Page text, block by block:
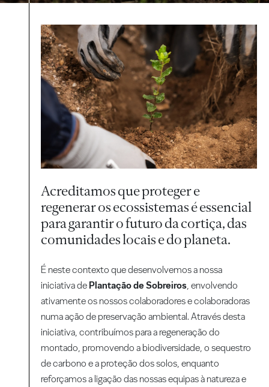
Acreditamos que proteger e
regenerar os ecossistemas é essencial
para garantir o futuro da cortiça, das
comunidades locais e do planeta.
É neste contexto que desenvolvemos a nossa
iniciativa de Plantação de Sobreiros, envolvendo
ativamente os nossos colaboradores e colaboradoras
numa ação de preservação ambiental. Através desta
iniciativa, contribuímos para a regeneração do
montado, promovendo a biodiversidade, o sequestro
de carbono e a proteção dos solos, enquanto
reforçamos a ligação das nossas equipas à natureza e